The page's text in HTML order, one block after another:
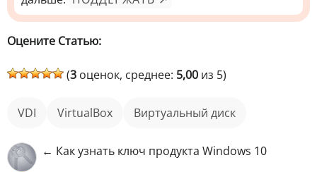
Оцените Статью:
(3 оценок, среднее: 5,00 из 5)
VDI VirtualBox виртуальный диск
← Как узнать ключ продукта Windows 10